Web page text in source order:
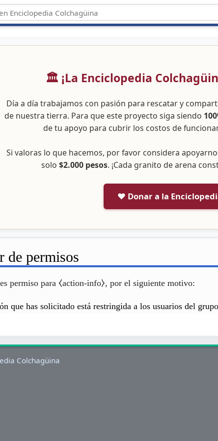
🏛️ ¡La Enciclopedia
Día a día trabajamos con pasión para rescatar y
de nuestra tierra. Para que este proyecto siga siendo
de tu apoyo para cubrir los costos de
Si valoras lo que hacemos, por favor considera
solo $2.000 pesos. ¡Cada granito de arena
❤️ Donar a la
de permisos
permiso para ⧼action-info⧽, por el siguiente motivo:
que has solicitado está restringida a los usuarios del
Colchagüina